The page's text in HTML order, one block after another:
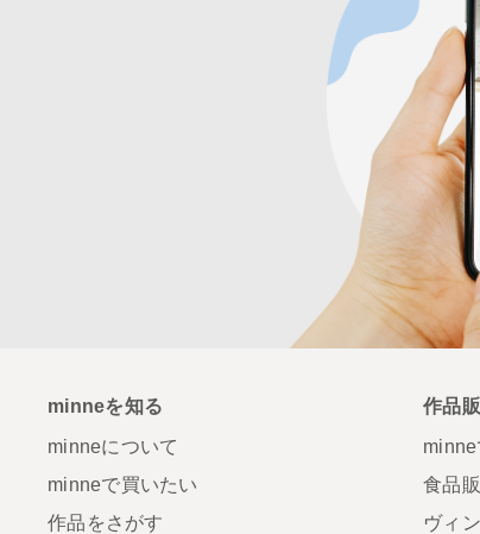
minneを知る
minneについて
minneで買いたい
作品をさがす
作品
食品
ヴィ